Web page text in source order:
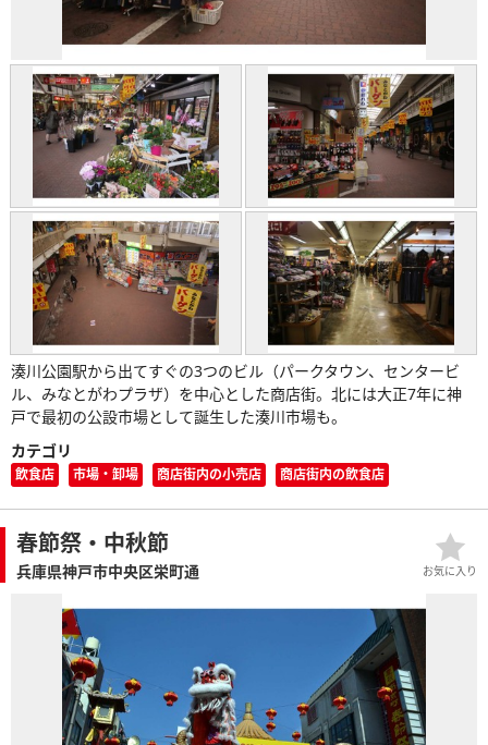
湊川公園駅から出てすぐの3つのビル（パークタウン、センタービ
ル、みなとがわプラザ）を中心とした商店街。北には大正7年に神
戸で最初の公設市場として誕生した湊川市場も。
カテゴリ
飲食店 市場・卸場 商店街内の小売店 商店街内の飲食店
春節祭・中秋節
兵庫県神戸市中央区栄町通 お気に入り